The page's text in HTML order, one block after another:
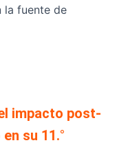
la fuente de
impacto post-
su 11.°